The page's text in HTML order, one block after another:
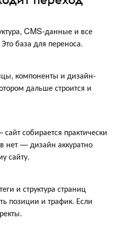
CMS-данные и все
база для переноса.
компоненты и дизайн-
дальше строится и
собирается практически
нет — дизайн аккуратно
сайту.
и структура страниц
позиции и трафик. Если